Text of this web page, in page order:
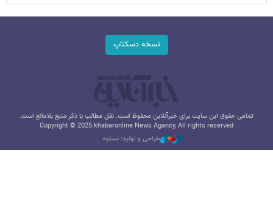
نسخه دسکتاپ
تمامی حقوق این سایت برای خبرآنلاین محفوظ است. نقل مطالب با ذکر منبع بلامانع است.
Copyright © 2025 khabaronline News Agancy, All rights reserved
طراحی و تولید: نستوه